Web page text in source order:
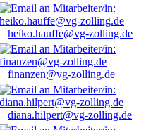
heiko.hauffe@vg-zolling.de
finanzen@vg-zolling.de
diana.hilpert@vg-zolling.de